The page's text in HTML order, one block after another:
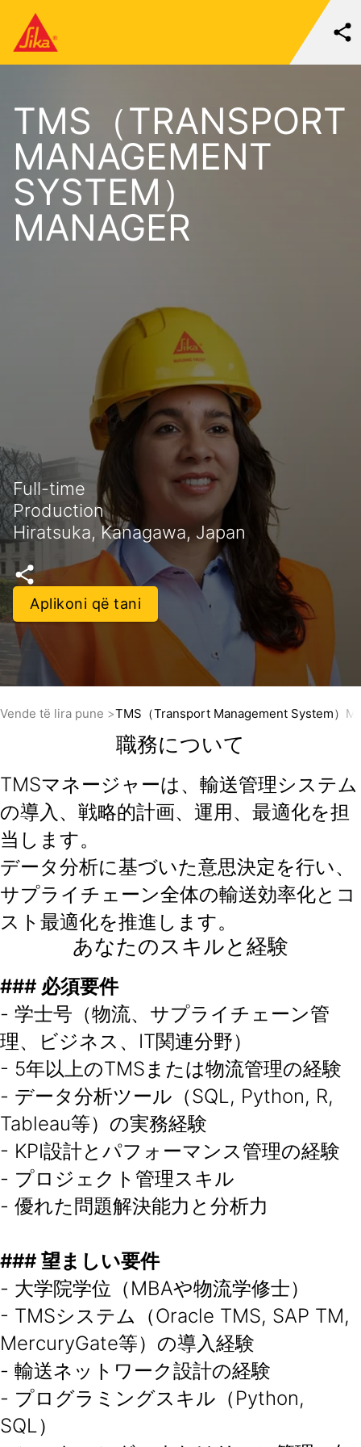
TMS（TRANSPORT
MANAGEMENT
SYSTEM）
MANAGER
Full-time
Production
Hiratsuka, Kanagawa, Japan
Aplikoni që tani
Vende të lira pune TMS（Transport Management System）
職務について
TMSマネージャーは、輸送管理システム
の導入、戦略的計画、運用、最適化を担
当します。
データ分析に基づいた意思決定を行い、
サプライチェーン全体の輸送効率化とコ
スト最適化を推進します。
あなたのスキルと経験
### 必須要件
- 学士号（物流、サプライチェーン管
理、ビジネス、IT関連分野）
- 5年以上のTMSまたは物流管理の経験
- データ分析ツール（SQL, Python, R,
Tableau等）の実務経験
- KPI設計とパフォーマンス管理の経験
- プロジェクト管理スキル
- 優れた問題解決能力と分析力
### 望ましい要件
- 大学院学位（MBAや物流学修士）
- TMSシステム（Oracle TMS, SAP TM,
MercuryGate等）の導入経験
- 輸送ネットワーク設計の経験
- プログラミングスキル（Python,
SQL）